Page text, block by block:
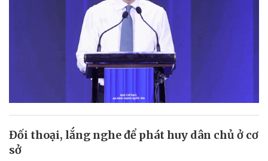
Đối thoại, lắng nghe để phát huy dân chủ ở cơ
sở